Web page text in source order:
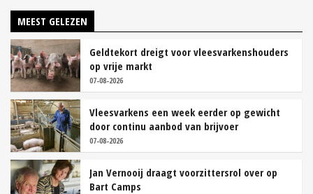
MEEST GELEZEN
Geldtekort dreigt voor vleesvarkenshouders
op vrije markt
07-08-2026
Vleesvarkens een week eerder op gewicht
door continu aanbod van brijvoer
07-08-2026
Jan Vernooij draagt voorzittersrol over op
Bart Camps